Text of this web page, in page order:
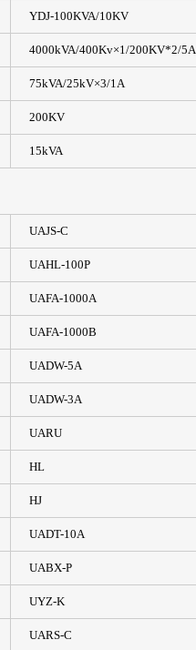
YDJ-100KVA/10KV
4000kVA/400Kv×1/200KV*2/5A
75kVA/25kV×3/1A
200KV
15kVA
UAJS-C
UAHL-100P
UAFA-1000A
UAFA-1000B
UADW-5A
UADW-3A
UARU
HL
HJ
UADT-10A
UABX-P
UYZ-K
UARS-C